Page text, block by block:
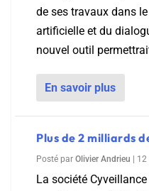
de ses travaux dans
artificielle et du
nouvel outil
En savoir plus
Plus de 2 milliards
Posté par Olivier Andrieu 12
La société